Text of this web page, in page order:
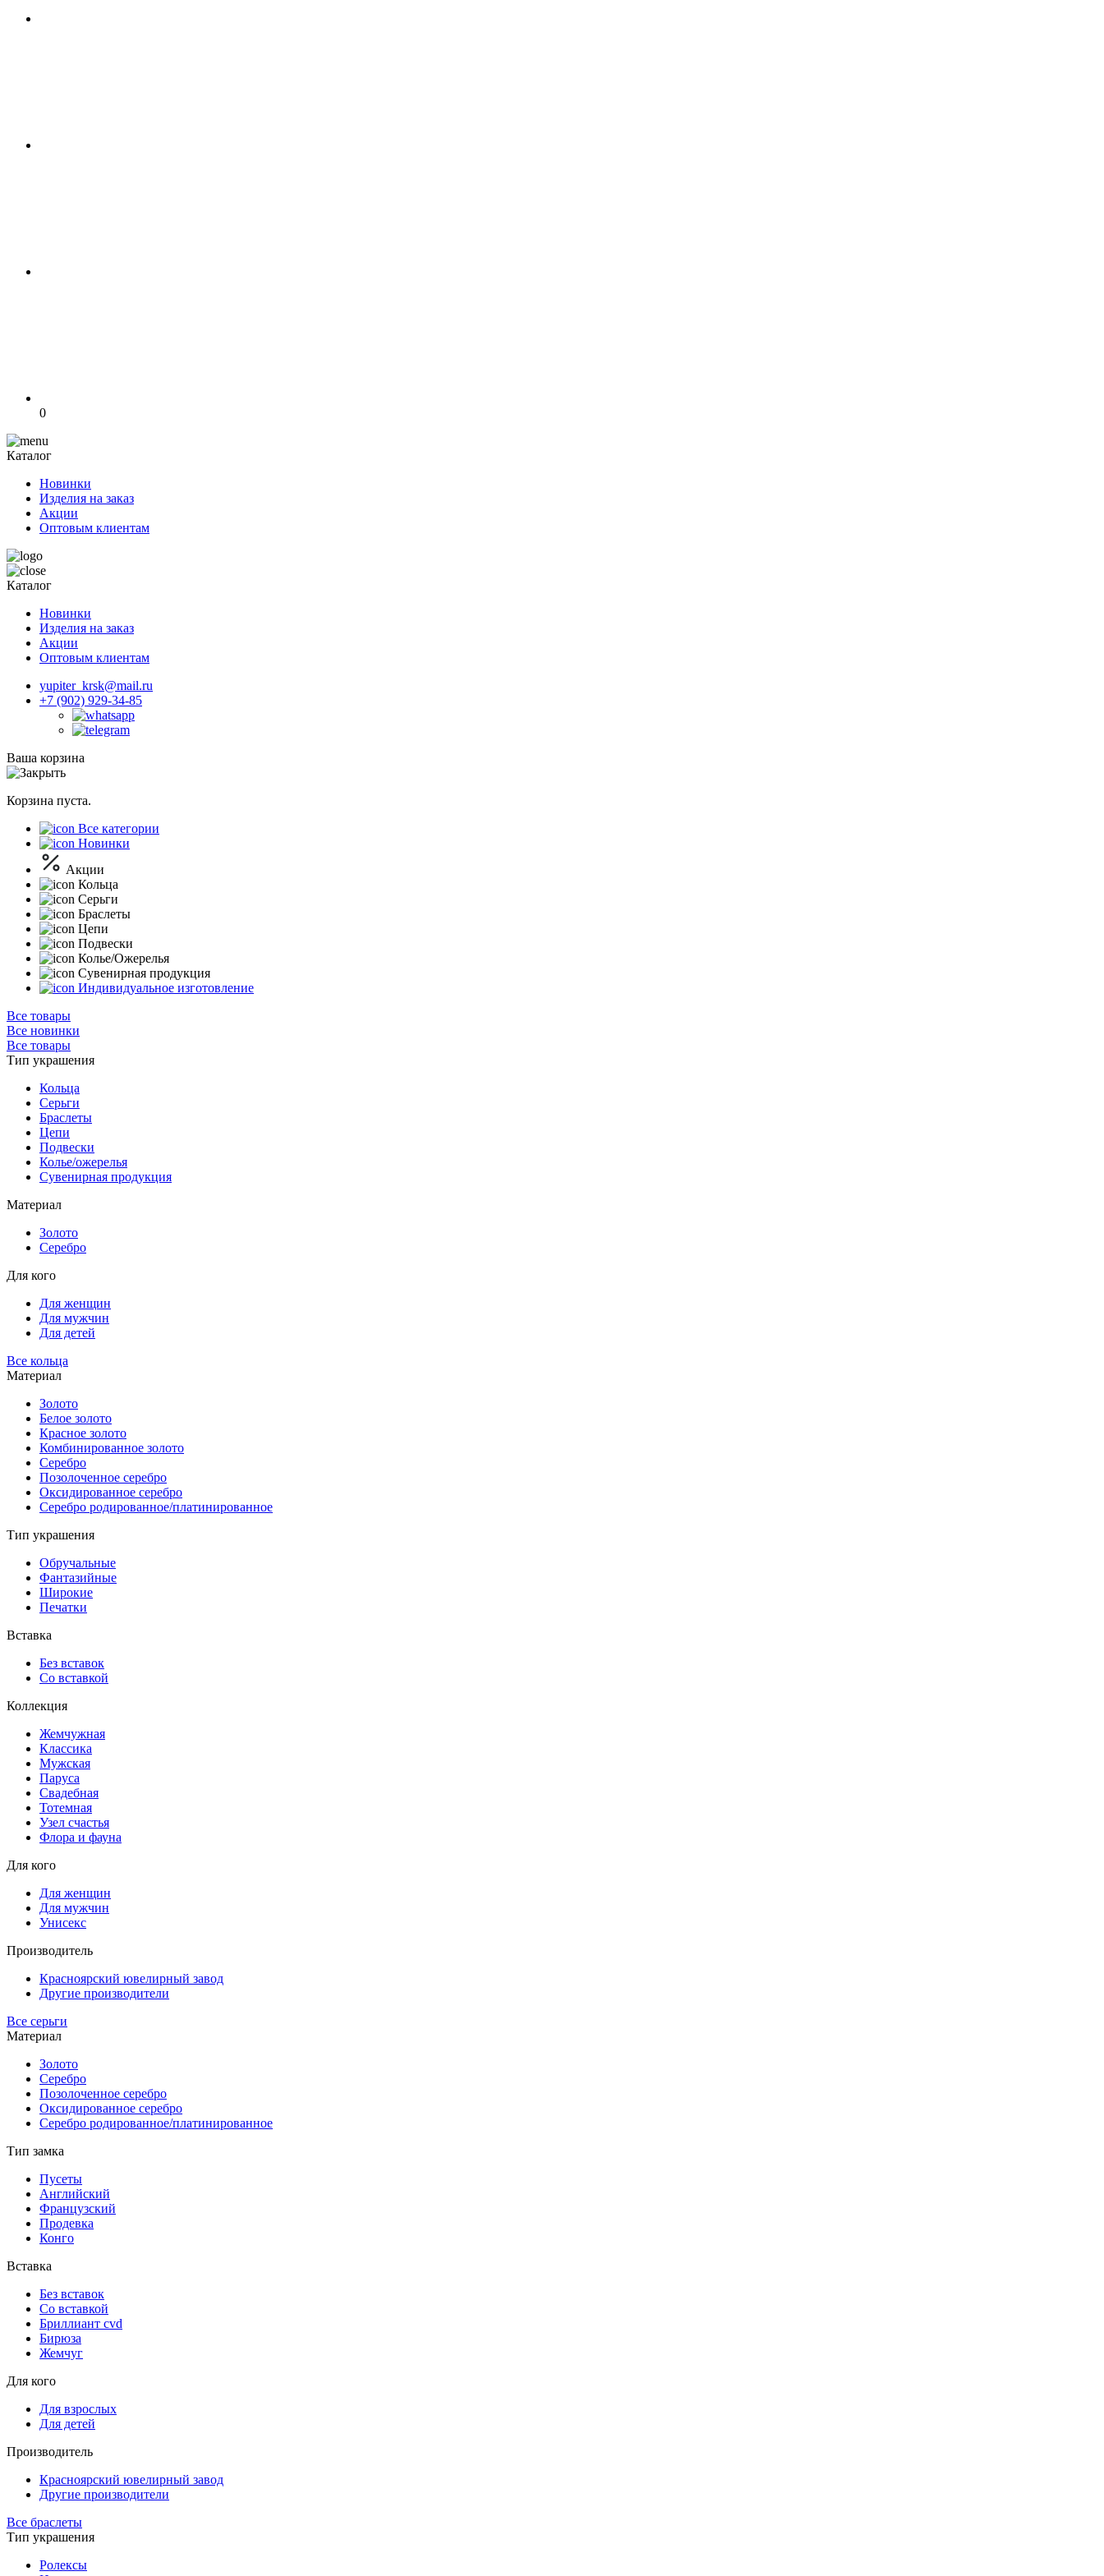
0
Каталог
Новинки
Изделия на заказ
Акции
Оптовым клиентам
Каталог
Новинки
Изделия на заказ
Акции
Оптовым клиентам
yupiter_krsk@mail.ru
+7 (902) 929-34-85
Ваша корзина
Корзина пуста.
Все категории
Новинки
Акции
Кольца
Серьги
Браслеты
Цепи
Подвески
Колье/Ожерелья
Сувенирная продукция
Индивидуальное изготовление
Все товары
Все новинки
Все товары
Тип украшения
Кольца
Серьги
Браслеты
Цепи
Подвески
Колье/ожерелья
Сувенирная продукция
Материал
Золото
Серебро
Для кого
Для женщин
Для мужчин
Для детей
Все кольца
Материал
Золото
Белое золото
Красное золото
Комбинированное золото
Серебро
Позолоченное серебро
Оксидированное серебро
Серебро родированное/платинированное
Тип украшения
Обручальные
Фантазийные
Широкие
Печатки
Вставка
Без вставок
Со вставкой
Коллекция
Жемчужная
Классика
Мужская
Паруса
Свадебная
Тотемная
Узел счастья
Флора и фауна
Для кого
Для женщин
Для мужчин
Унисекс
Производитель
Красноярский ювелирный завод
Другие производители
Все серьги
Материал
Золото
Серебро
Позолоченное серебро
Оксидированное серебро
Серебро родированное/платинированное
Тип замка
Пусеты
Английский
Французский
Продевка
Конго
Вставка
Без вставок
Со вставкой
Бриллиант cvd
Бирюза
Жемчуг
Для кого
Для взрослых
Для детей
Производитель
Красноярский ювелирный завод
Другие производители
Все браслеты
Тип украшения
Ролексы